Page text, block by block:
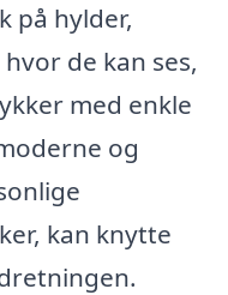
på hylder,
de kan ses,
med enkle
og
kan knytte